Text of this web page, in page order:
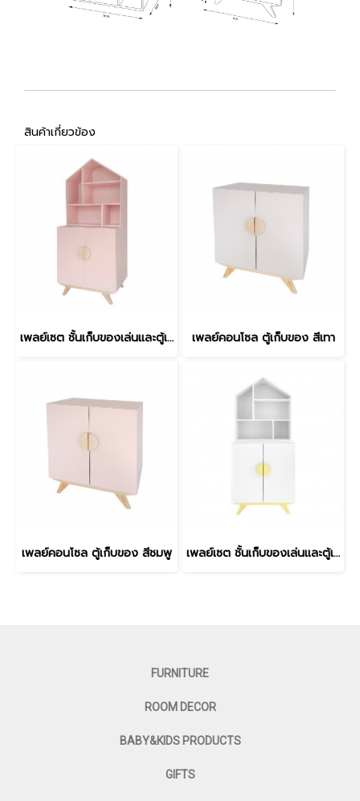
สินค้าเกี่ยวข้อง
เพลย์เซต ชั้นเก็บของเล่นและตู้เก็บของ สีชมพู เพลย์คอนโซล ตู้เก็บของ สีเทา
เพลย์คอนโซล ตู้เก็บของ สีชมพู เพลย์เซต ชั้นเก็บของเล่นและตู้เก็บของ สีขาว-เหลือง
FURNITURE
ROOM DECOR
BABY&KIDS PRODUCTS
GIFTS